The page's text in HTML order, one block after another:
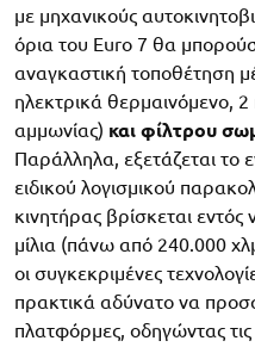
με μηχανικούς
όρια του Euro 7 θα
αναγκαστική τοποθέτηση
ηλεκτρικά θερμαινόμενο, 2
αμμωνίας) και φίλτρου
Παράλληλα, εξετάζεται το
ειδικού λογισμικού
κινητήρας βρίσκεται
μίλια (πάνω από 240.000
οι συγκεκριμένες
πρακτικά αδύνατο να
πλατφόρμες, οδηγώντας τις